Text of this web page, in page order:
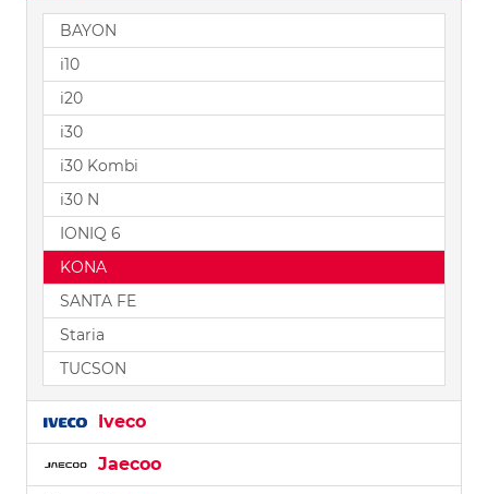
BAYON
i10
i20
i30
i30 Kombi
i30 N
IONIQ 6
KONA
SANTA FE
Staria
TUCSON
Iveco
Jaecoo